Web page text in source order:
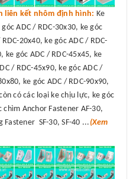
liên kết nhôm định hình: Ke
ADC / RDC-30x30, ke góc
20x40, ke góc ADC / RDC-
ke góc ADC / RDC-45x45, ke
/ RDC-45x90, ke góc ADC /
ke góc ADC / RDC-90x90,
có các loại ke chịu lực, ke góc
Anchor Fastener AF-30,
Fastener SF-30, SF-40 ... (Xem